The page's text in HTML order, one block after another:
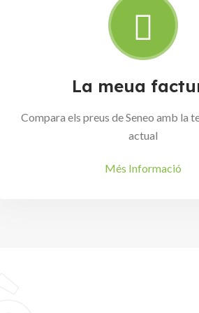
La meua
Compara els preus de Seneo amb la
actual
Més Informació